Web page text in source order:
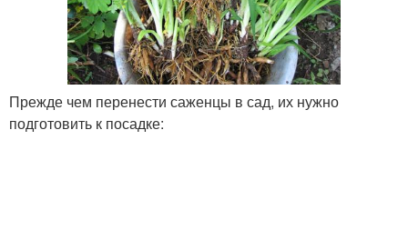
Прежде чем перенести саженцы в сад, их нужно
подготовить к посадке: